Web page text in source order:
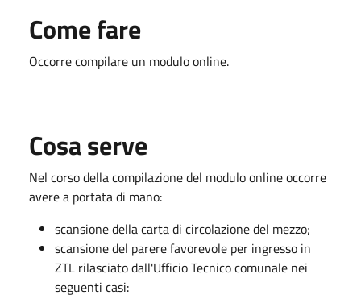
Come fare
Occorre compilare un modulo online.
Cosa serve
Nel corso della compilazione del modulo online occorre
avere a portata di mano:
scansione della carta di circolazione del mezzo;
scansione del parere favorevole per ingresso in
ZTL rilasciato dall'Ufficio Tecnico comunale nei
seguenti casi: